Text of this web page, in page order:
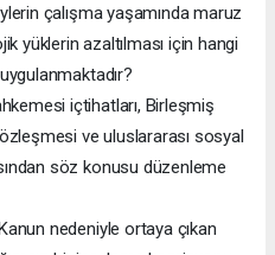
çalışma yaşamında maruz
yüklerin azaltılması için hangi
içtihatları, Birleşmiş
ve uluslararası sosyal
söz konusu düzenleme
Kanun nedeniyle ortaya çıkan